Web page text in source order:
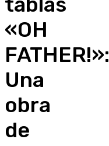
«OH
FATHER!»:
Una
obra
de